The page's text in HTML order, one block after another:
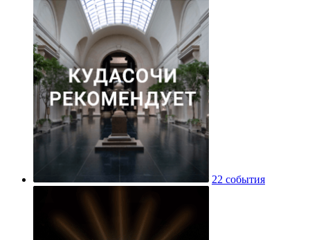
22 события